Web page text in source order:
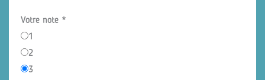
Votre note *
1
2
3